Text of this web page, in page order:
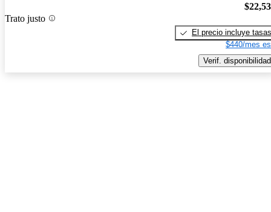
Trato justo
El precio incluye tasas
$440/mes
Verif. disponibilidad